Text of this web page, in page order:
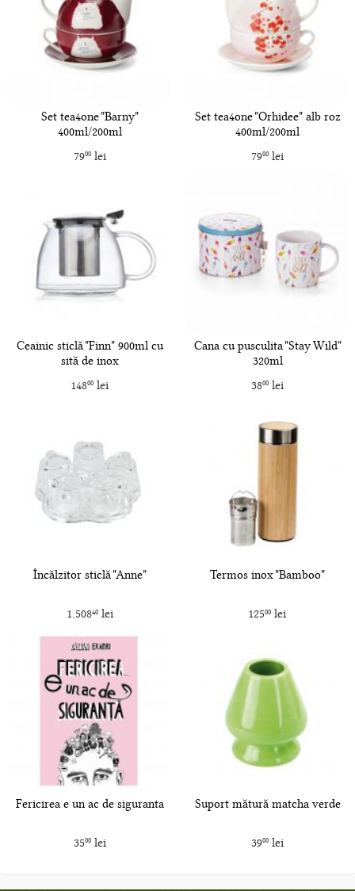
Set tea4one "Barny"
400ml/200ml
7900lei
Set tea4one "Orhidee" alb roz
400ml/200ml
7900lei
Ceainic sticlă "Finn" 900ml cu
sită de inox
14800 lei
Cana cu pusculita "Stay Wild"
320ml
3800lei
Încălzitor sticlă "Anne"
1.50840lei
Termos inox "Bamboo"
12500 lei
Fericirea e un ac de siguranta
3500lei
Suport mătură matcha verde
3900lei